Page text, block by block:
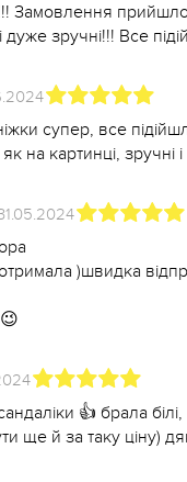
Замовлення
дуже зручні!!! Все
супер, все
на картинці, зручні
)швидка
👍 брала
ще й за таку ціну)